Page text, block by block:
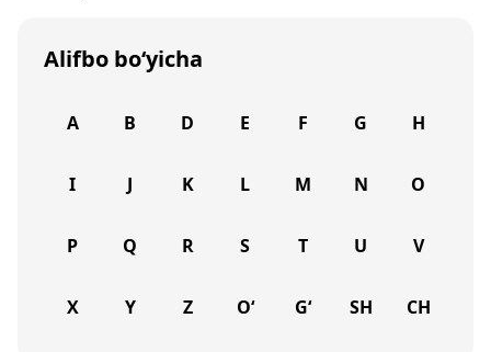
Alifbo bo‘yicha
A B D E F G H
I J K L M N O
P Q R S T U V
X Y Z O‘ G‘ SH CH